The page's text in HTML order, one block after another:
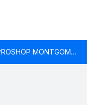
PROSHOP MONTGOMERIE LINKS